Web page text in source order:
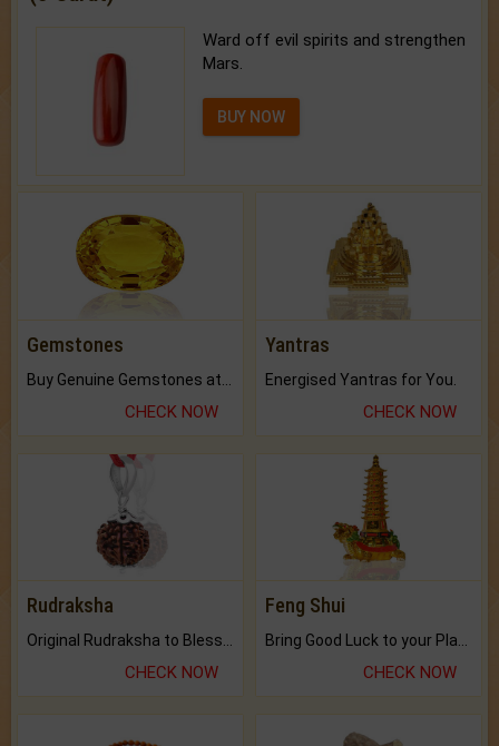
Ward off evil spirits and strengthen
Mars.
BUY NOW
Gemstones
CHECK NOW
Yantras
Energised Yantras for You.
CHECK NOW
Rudraksha
CHECK NOW
Feng Shui
CHECK NOW